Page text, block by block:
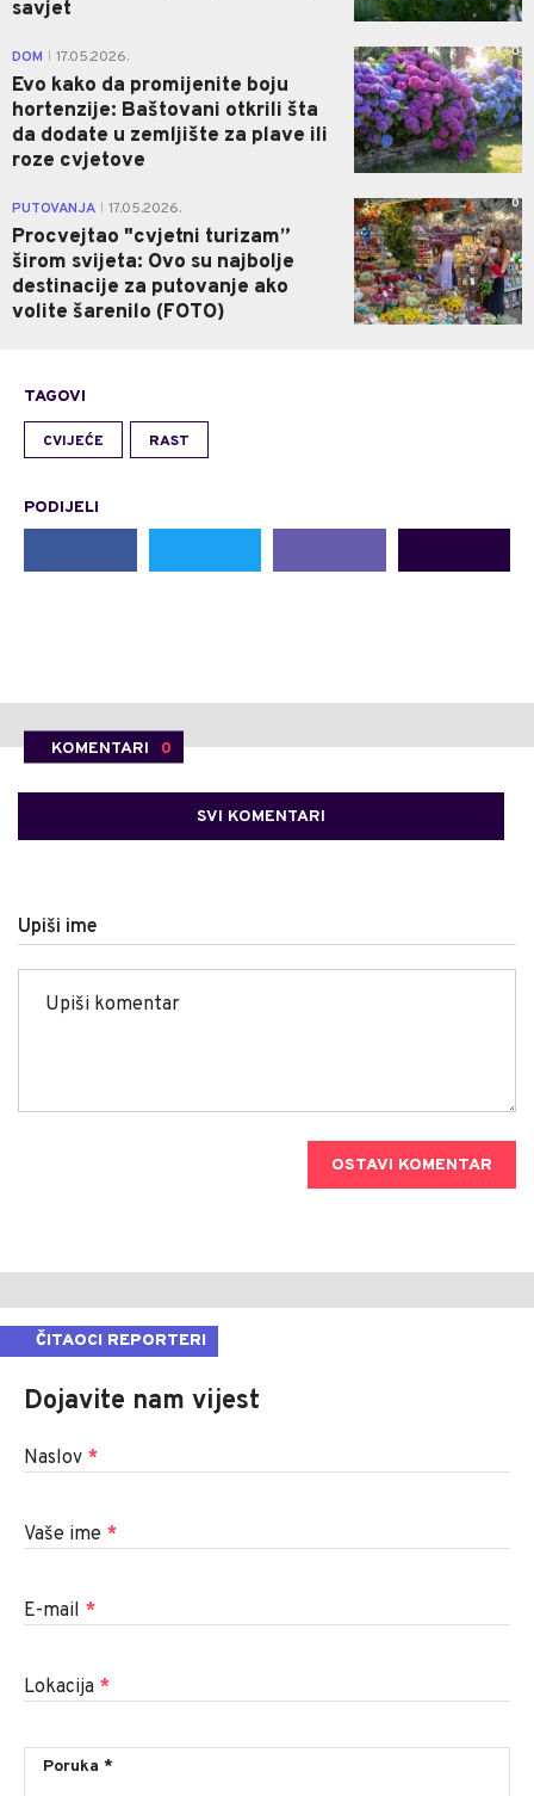
savjet
DOM 17.05.2026.
Evo kako da promijenite boju
hortenzije: Baštovani otkrili šta
da dodate u zemljište za plave ili
roze cvjetove
0
PUTOVANJA 17.05.2026.
Procvejtao "cvjetni turizam”
širom svijeta: Ovo su najbolje
destinacije za putovanje ako
volite šarenilo (FOTO)
0
TAGOVI
CVIJEĆE RAST
PODIJELI
KOMENTARI 0
SVI KOMENTARI
Upiši ime
OSTAVI KOMENTAR
ČITAOCI REPORTERI
Dojavite nam vijest
Naslov *
Vaše ime *
E-mail *
Lokacija *